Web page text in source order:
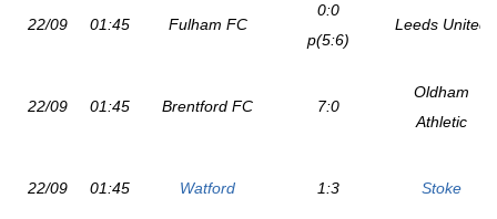
22/09 01:45 Fulham FC
0:0
p(5:6)
Leeds United
22/09 01:45 Brentford FC 7:0
Oldham
Athletic
22/09 01:45 Watford 1:3 Stoke